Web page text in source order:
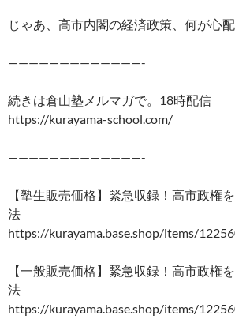
じゃあ、高市内閣の経済政策、何が心配
—————————————-
続きは倉山塾メルマガで。18時配信
https://kurayama-school.com/
—————————————-
【塾生販売価格】緊急収録！高市政権
法
https://kurayama.base.shop/items/
【一般販売価格】緊急収録！高市政権
法
https://kurayama.base.shop/items/